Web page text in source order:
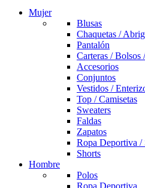
Mujer
Blusas
Chaquetas /
Pantalón
Carteras / Bolsos
Accesorios
Conjuntos
Vestidos /
Top / Camisetas
Sweaters
Faldas
Zapatos
Ropa Deportiva /
Shorts
Hombre
Polos